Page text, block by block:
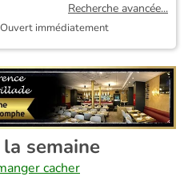
Ouvert immédiatement
Recherche avancée...
semaine
cacher